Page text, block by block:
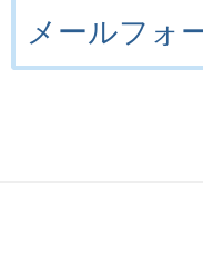
メールフォ